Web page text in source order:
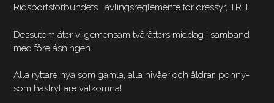
Ridsportsförbundets Tävlingsreglemente för dressyr, TR II.
Dessutom äter vi gemensam tvårätters middag i samband
med föreläsningen.
Alla ryttare nya som gamla, alla nivåer och åldrar, ponny-
som hästryttare välkomna!